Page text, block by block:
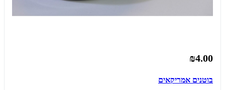
₪4.00
בוטנים אמריקאים